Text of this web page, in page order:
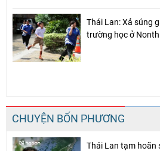
Thái Lan: Xả súng
trường học ở
CHUYỆN BỐN PHƯƠNG
Thái Lan tạm hoãn